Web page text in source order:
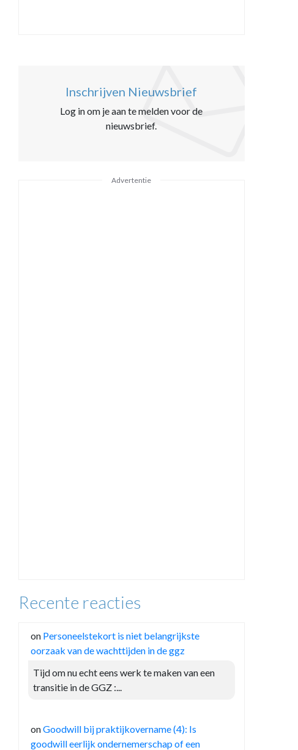
Inschrijven Nieuwsbrief
Log in om je aan te melden voor de
nieuwsbrief.
Advertentie
Recente reacties
on Personeelstekort is niet belangrijkste
oorzaak van de wachttijden in de ggz
Tijd om nu echt eens werk te maken van een
transitie in de GGZ :...
onGoodwill bij praktijkovername (4): Is
goodwill eerlijk ondernemerschap of een